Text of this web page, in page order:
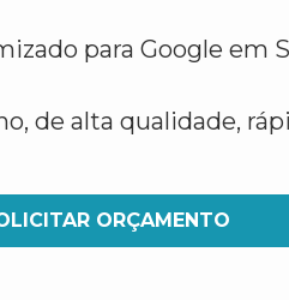
para Google em
de alta qualidade,
ORÇAMENTO